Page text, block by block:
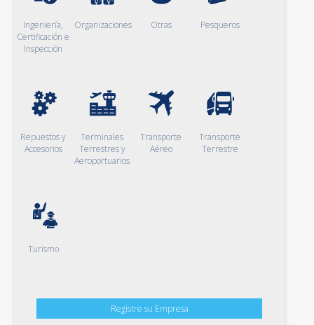
Ingeniería,
Certificación e
Inspección
Organizaciones Otras Pesqueros
Repuestos y
Accesorios
Terminales
Terrestres y
Aeroportuarios
Transporte
Aéreo
Transporte
Terrestre
Turismo
Registre su Empresa